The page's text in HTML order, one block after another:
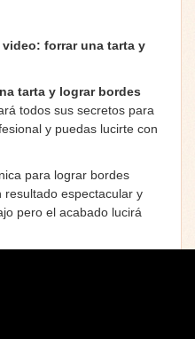
forrar una tarta y
tarta y lograr bordes
todos sus secretos para
y puedas lucirte con
para lograr bordes
espectacular y
pero el acabado lucirá